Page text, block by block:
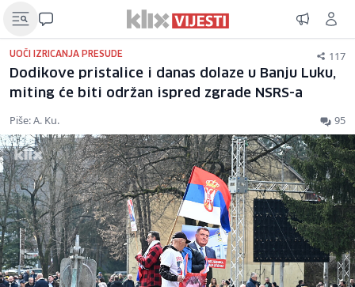
UOČI IZRICANJA PRESUDE 117
Dodikove pristalice i danas dolaze u Banju Luku,
miting će biti održan ispred zgrade NSRS-a
Piše: A. Ku. 95